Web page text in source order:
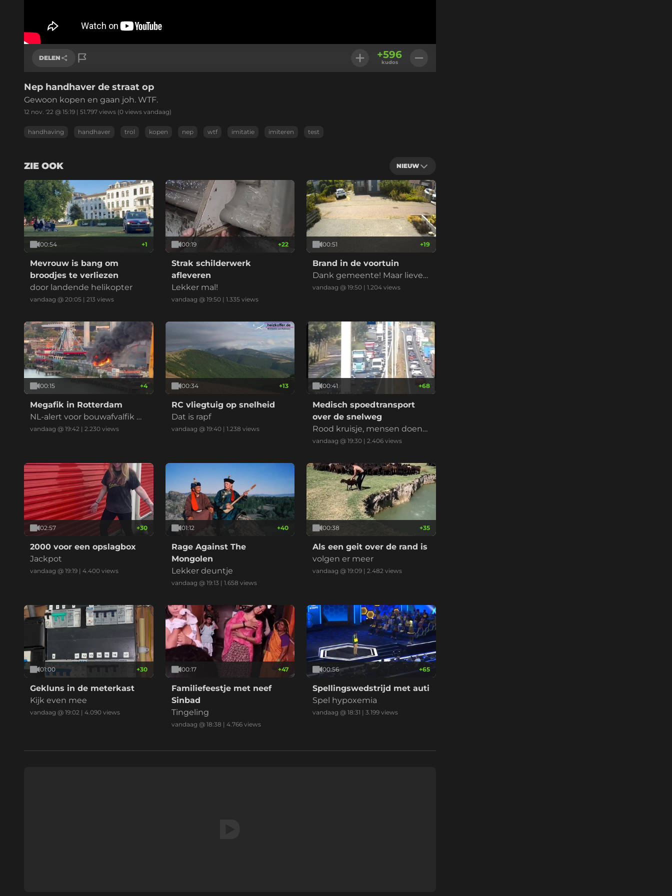
DELEN
Link kopiëren
+596
kudos
Nep handhaver de straat op
Gewoon kopen en gaan joh. WTF.
12 nov. '22 @ 15:19 | 51.797 views (0 views vandaag)
handhaving handhaver trol kopen nep wtf imitatie imiteren test
ZIE OOK NIEUW
00:54 +1
Mevrouw is bang om
broodjes te verliezen
door landende helikopter
vandaag @ 20:05 | 213 views
00:19 +22
Strak schilderwerk
afleveren
Lekker mal!
vandaag @ 19:50| 1.335views
00:51 +19
Brand in de voortuin
Dank gemeente! Maar liever
niet nu met de droogte
vandaag @ 19:50 |1.204 views
00:15 +4
Megafik in Rotterdam
NL-alert voor bouwafvalfik m
et zwarte reauk bij recycling
vandaag @ 19:42 | 2.230 views
00:34 +13
RC vliegtuig op snelheid
Dat is rapf
vandaag @ 19:40| 1.238 views
00:41 +68
Medisch spoedtransport
over de snelweg
Rood kruisje, mensen doen
normaal, ambu erlangs, klaar
vandaag @ 19:30 |2.406 views
02:57 +30
2000 voor een opslagbox
Jackpot
vandaag @ 19:19 | 4.400 views
01:12 +40
Rage Against The
Mongolen
Lekker deuntje
vandaag @ 19:13 | 1.658 views
00:38 +35
Als een geit over de rand is
volgen er meer
vandaag @ 19:09 |2.482 views
01:00 +30
Gekluns in de meterkast
Kijk even mee
vandaag @ 19:02 | 4.090 views
00:17 +47
Familiefeestje met neef
Sinbad
Tingeling
vandaag @ 18:38 | 4.766views
00:56 +65
Spellingswedstrijd met auti
Spel hypoxemia
vandaag @ 18:31 |3.199 views